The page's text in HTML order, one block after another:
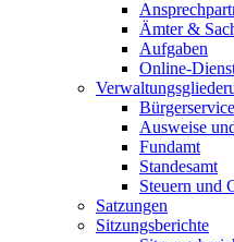
Ämter &
Aufgaben
Online-
Ausweise
Fundamt
Standesamt
Steuern und
Satzungen
Sitzungsberichte